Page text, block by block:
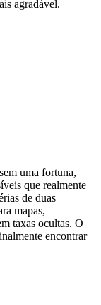
agradável.
uma fortuna,
que realmente
de duas
mapas,
taxas ocultas. O
encontrar